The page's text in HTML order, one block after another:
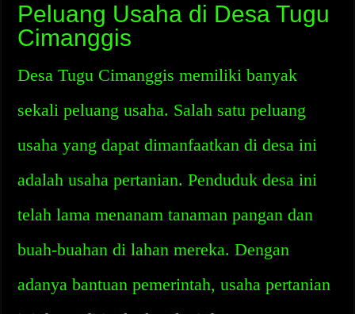
Peluang Usaha di Desa Tugu
Cimanggis
Desa Tugu Cimanggis memiliki banyak
sekali peluang usaha. Salah satu peluang
usaha yang dapat dimanfaatkan di desa ini
adalah usaha pertanian. Penduduk desa ini
telah lama menanam tanaman pangan dan
buah-buahan di lahan mereka. Dengan
adanya bantuan pemerintah, usaha pertanian